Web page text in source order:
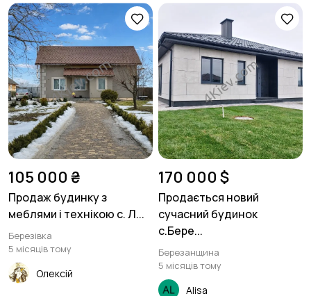
105 000 ₴
Продаж будинку з
меблями і технікою с. Л...
Березівка
5 місяців тому
Олексій
170 000 $
Продається новий
сучасний будинок
с.Бере...
Березанщина
5 місяців тому
Alisa